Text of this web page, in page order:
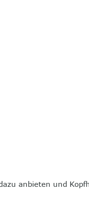
anbieten und